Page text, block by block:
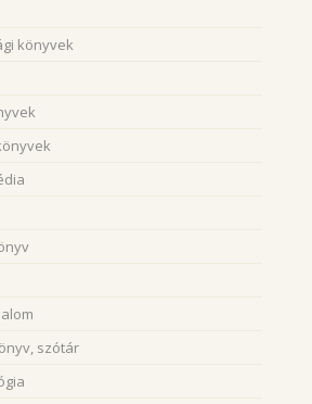
könyvek
szótár